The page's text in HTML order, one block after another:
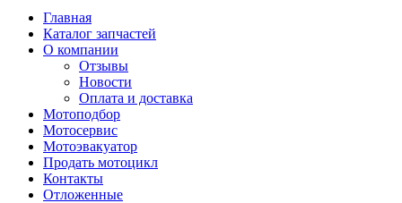
Главная
Каталог запчастей
О компании
Отзывы
Новости
Оплата и доставка
Мотоподбор
Мотосервис
Мотоэвакуатор
Продать мотоцикл
Контакты
Отложенные